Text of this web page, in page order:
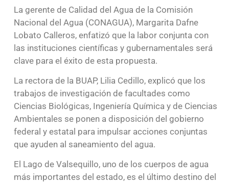
La gerente de Calidad del Agua de la Comisión
Nacional del Agua (CONAGUA), Margarita Dafne
Lobato Calleros, enfatizó que la labor conjunta con
las instituciones científicas y gubernamentales será
clave para el éxito de esta propuesta.
La rectora de la BUAP, Lilia Cedillo, explicó que los
trabajos de investigación de facultades como
Ciencias Biológicas, Ingeniería Química y de Ciencias
Ambientales se ponen a disposición del gobierno
federal y estatal para impulsar acciones conjuntas
que ayuden al saneamiento del agua.
El Lago de Valsequillo, uno de los cuerpos de agua
más importantes del estado, es el último destino del